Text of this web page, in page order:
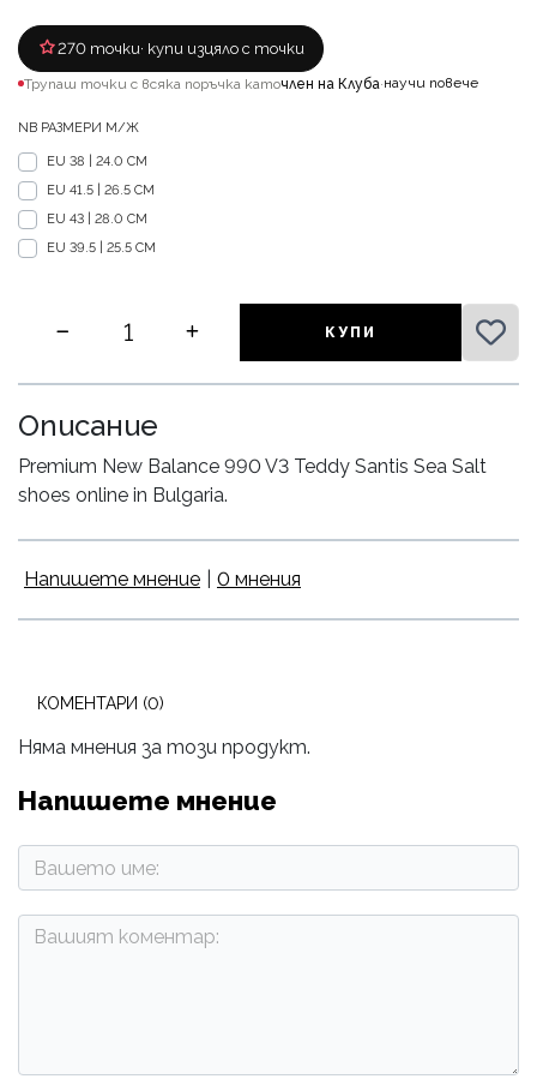
270 точки· купи изцяло с точки
Трупаш точки с всяка поръчка каточлен на Клуба·научи повече
NB РАЗМЕРИ М/Ж
EU 38 | 24.0 CM
EU 41.5 | 26.5 CM
EU 43 | 28.0 CM
EU 39.5 | 25.5 CM
КУПИ
Описание
Premium New Balance 990 V3 Teddy Santis Sea Salt
shoes online in Bulgaria.
Напишете мнение 0 мнения
КОМЕНТАРИ (0)
Няма мнения за този продукт.
Напишете мнение